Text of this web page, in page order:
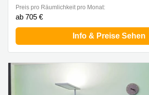
Preis pro Räumlichkeit pro Monat:
ab 705 €
Info & Preise Sehen